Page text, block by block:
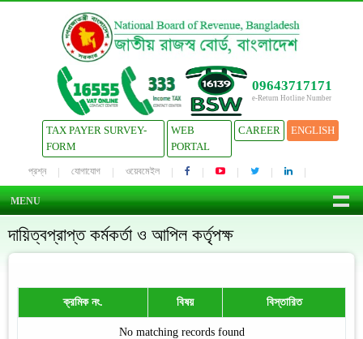
09643717171
e-Return Hotline Number
TAX PAYER SURVEY-
FORM
WEB
PORTAL
CAREER ENGLISH
প্রশ্ন যোগাযোগ ওয়েবমেইল
MENU
দায়িত্বপ্রাপ্ত কর্মকর্তা ও আপিল কর্তৃপক্ষ
ক্রমিক নং. বিষয় বিস্তারিত
No matching records found